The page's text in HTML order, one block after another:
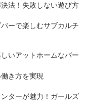
法！失敗しない遊び方
ーで楽しむサブカルチ
いアットホームなバー
き方を実現
ターが魅力！ガールズ